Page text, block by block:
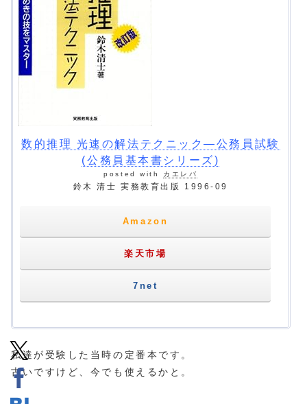
数的推理 光速の解法テクニック―公務員試験
(公務員基本書シリーズ)
posted with カエレバ
鈴木 清士 実務教育出版 1996-09
Amazon
楽天市場
7net
私達が受験した当時の定番本です。
古いですけど、今でも使えるかと。